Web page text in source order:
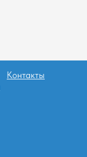
Контакты